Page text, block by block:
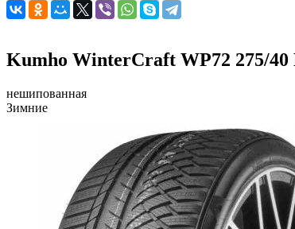
Kumho WinterCraft WP72 275/40
нешипованная
Зимние